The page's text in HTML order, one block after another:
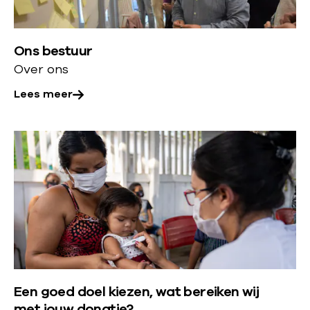
r
Ons bestuur
Over ons
Lees meer
e
o
v
e
:
O
n
s
e
s
t
u
u
Een goed doel kiezen, wat bereiken wij
L
e
e
m
e
o